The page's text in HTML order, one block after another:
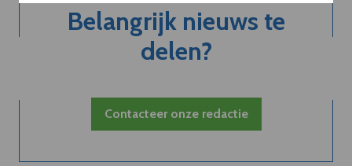
Belangrijk nieuws te
delen?
Contacteer onze redactie